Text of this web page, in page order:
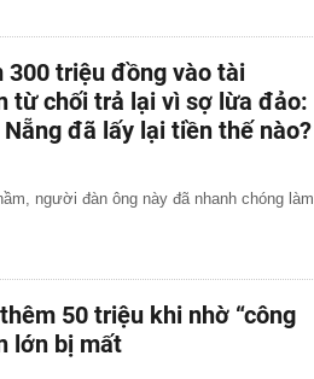
300 triệu đồng vào tài
từ chối trả lại vì sợ lừa đảo:
đã lấy lại tiền thế nào?
người đàn ông này đã nhanh chóng làm
50 triệu khi nhờ “công
lớn bị mất